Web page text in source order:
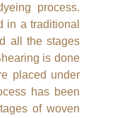
process.
in a traditional
all the stages
is done
placed under
has been
of woven